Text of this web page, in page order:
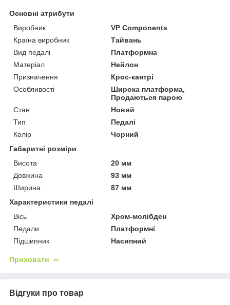
Основні атрибути
Виробник
VP Components
Країна виробник
Тайвань
Вид педалі
Платформна
Матеріал
Нейлон
Призначення
Крос-кантрі
Особливості
Широка платформа,
Продаються парою
Стан
Новий
Тип
Педалі
Колір
Чорний
Габаритні розміри
Висота
20 мм
Довжина
93 мм
Ширина
87 мм
Характеристики педалі
Вісь
Хром-молібден
Педали
Платформні
Підшипник
Насипний
Приховати
Відгуки про товар